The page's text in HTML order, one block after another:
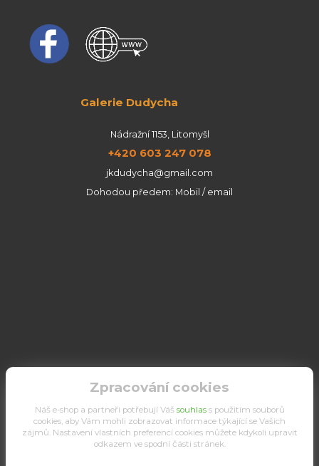
Galerie Dudycha
Nádražní 1153, Litomyšl
+420 603 247 078
jkdudycha@gmail.com
Dohodou předem: Mobil / email
Zpracování cookies
Náš e-shop a partneři potřebují Váš souhlass použitím souborů
cookies, aby Vám mohli zobrazovat informace týkající se Vašich
zájmů. Nastavení vlastních preferencí cookies můžete kdykoli upravit
odkazem ve spodní části stránek.